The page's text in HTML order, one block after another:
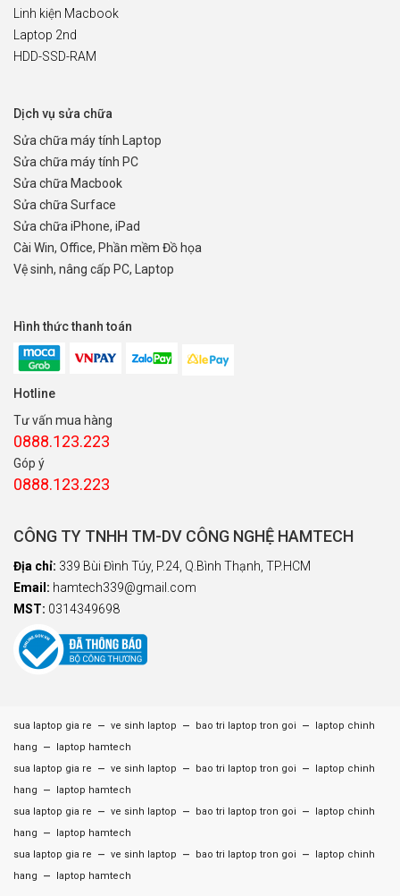
Linh kiện Macbook
Laptop 2nd
HDD-SSD-RAM
Dịch vụ sửa chữa
Sửa chữa máy tính Laptop
Sửa chữa máy tính PC
Sửa chữa Macbook
Sửa chữa Surface
Sửa chữa iPhone, iPad
Cài Win, Office, Phần mềm Đồ họa
Vệ sinh, nâng cấp PC, Laptop
Hình thức thanh toán
Hotline
Tư vấn mua hàng
0888.123.223
Góp ý
0888.123.223
CÔNG TY TNHH TM-DV CÔNG NGHỆ HAMTECH
Địa chỉ: 339 Bùi Đình Túy, P.24, Q.Bình Thạnh, TP.HCM
Email: hamtech339@gmail.com
MST: 0314349698
sua laptop gia re – ve sinh laptop – bao tri laptop tron goi –
laptop chinh
hang
–
laptop hamtech
sua laptop gia re
– ve sinh laptop – bao tri laptop tron goi –
laptop chinh
hang
–
laptop hamtech
sua laptop gia re
– ve sinh laptop – bao tri laptop tron goi –
laptop chinh
hang
–
laptop hamtech
sua laptop gia re
– ve sinh laptop – bao tri laptop tron goi –
laptop chinh
hang
– laptop hamtech